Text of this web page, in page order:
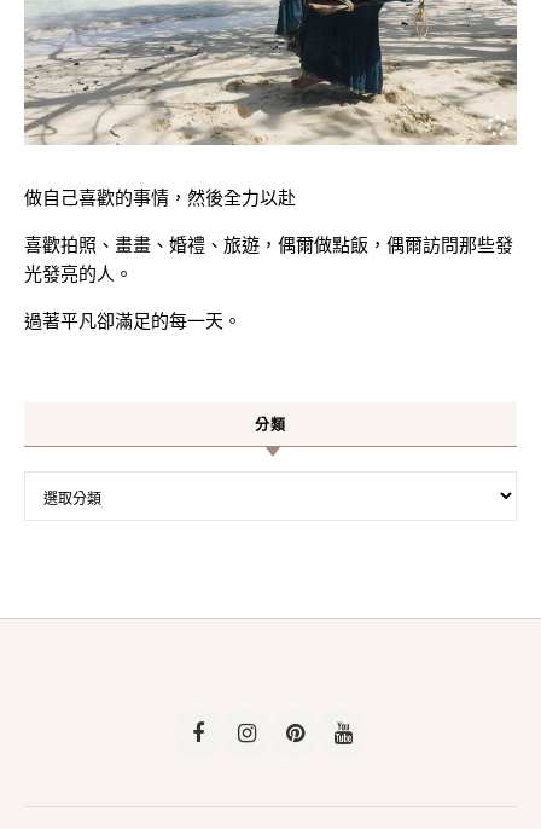
做自己喜歡的事情，然後全力以赴
喜歡拍照、畫畫、婚禮、旅遊，偶爾做點飯，偶爾訪問那些發
光發亮的人。
過著平凡卻滿足的每一天。
分類